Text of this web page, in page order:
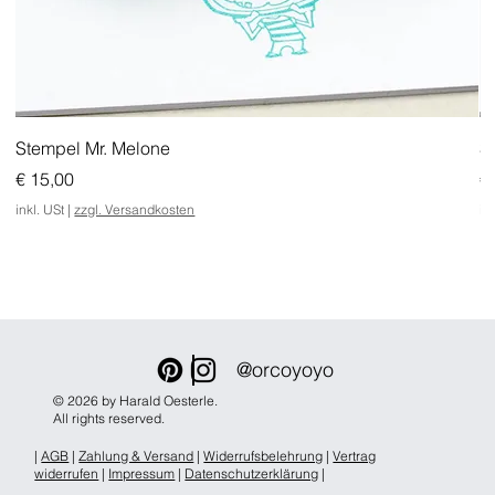
Stempel Mr. Melone
Preis
€ 15,00
inkl. USt |zzgl. Versandkosten
€
@orcoyoyo
© 2026 by Harald Oesterle.
All rights reserved.
|AGB |Zahlung & Versand |Widerrufsbelehrung |Vertrag
widerrufen | Impressum | Datenschutzerklärung |